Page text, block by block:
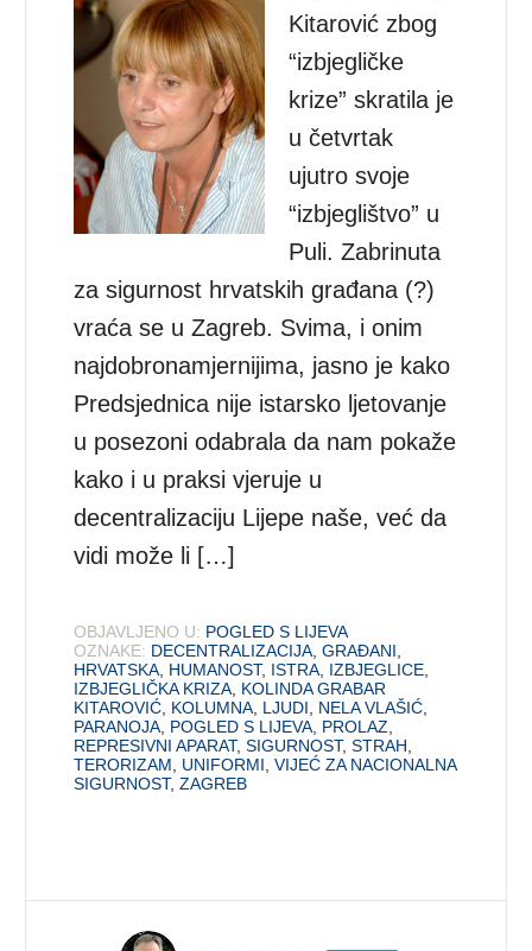
Kitarović zbog
“izbjegličke
krize” skratila je
u četvrtak
ujutro svoje
“izbjeglištvo” u
Puli. Zabrinuta
za sigurnost hrvatskih građana (?)
vraća se u Zagreb. Svima, i onim
najdobronamjernijima, jasno je kako
Predsjednica nije istarsko ljetovanje
u posezoni odabrala da nam pokaže
kako i u praksi vjeruje u
decentralizaciju Lijepe naše, već da
vidi može li […]
OBJAVLJENO U: POGLED S LIJEVA
OZNAKE: DECENTRALIZACIJA ,GRAĐANI
HRVATSKA HUMANOST, ISTRA IZBJEGLICE
IZBJEGLIČKA KRIZA KOLINDA GRABAR
KITAROVIĆ KOLUMNA LJUDI NELA VLAŠIĆ
PARANOJA POGLED S LIJEVA PROLAZ
REPRESIVNI APARAT,SIGURNOST,STRAH
TERORIZAM
UNIFORMI ,VIJEĆ ZA NACIONALNA
SIGURNOST,ZAGREB